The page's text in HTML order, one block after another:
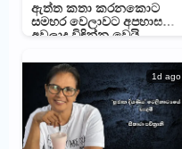
ඇත්ත කතා කරනකොට
සමහර වෙලාවට අපහාස
අවලාද විඳින්න වෙයි –
1d ago